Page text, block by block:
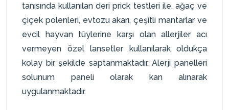
tanısında kullanılan deri prick testleri ile, ağaç ve
çiçek polenleri, evtozu akarı, çeşitli mantarlar ve
evcil hayvan tüylerine karşı olan allerjiler acı
vermeyen özel lansetler kullanılarak oldukça
kolay bir şekilde saptanmaktadır. Alerji panelleri
solunum paneli olarak kan alınarak
uygulanmaktadır.